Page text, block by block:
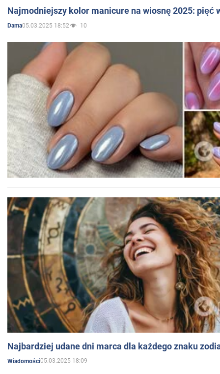
Najmodniejszy kolor manicure na wiosnę 2025: pięć
Dama05.03.2025 18:52 10
Najbardziej udane dni marca dla każdego znaku
Wiadomości05.03.2025 18:09